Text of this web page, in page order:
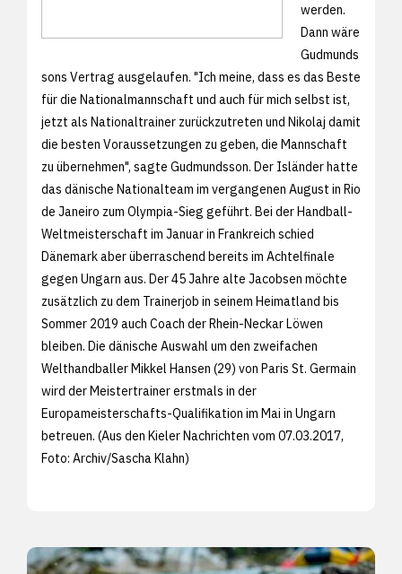
werden.
Dann wäre
Gudmunds
sons Vertrag ausgelaufen. "Ich meine, dass es das Beste
für die Nationalmannschaft und auch für mich selbst ist,
jetzt als Nationaltrainer zurückzutreten und Nikolaj damit
die besten Voraussetzungen zu geben, die Mannschaft
zu übernehmen", sagte Gudmundsson. Der Isländer hatte
das dänische Nationalteam im vergangenen August in Rio
de Janeiro zum Olympia-Sieg geführt. Bei der Handball-
Weltmeisterschaft im Januar in Frankreich schied
Dänemark aber überraschend bereits im Achtelfinale
gegen Ungarn aus. Der 45 Jahre alte Jacobsen möchte
zusätzlich zu dem Trainerjob in seinem Heimatland bis
Sommer 2019 auch Coach der Rhein-Neckar Löwen
bleiben. Die dänische Auswahl um den zweifachen
Welthandballer Mikkel Hansen (29) von Paris St. Germain
wird der Meistertrainer erstmals in der
Europameisterschafts-Qualifikation im Mai in Ungarn
betreuen. (Aus den Kieler Nachrichten vom 07.03.2017,
Foto: Archiv/Sascha Klahn)